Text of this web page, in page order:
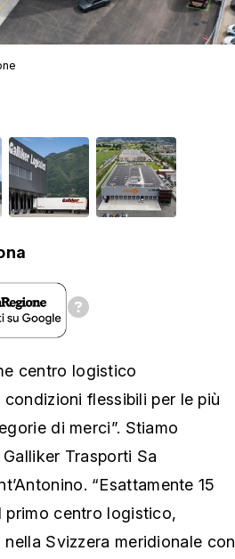
centro logistico
flessibili per le più
di merci”. Stiamo
Trasporti Sa
“Esattamente 15
primo centro logistico,
Svizzera meridionale con